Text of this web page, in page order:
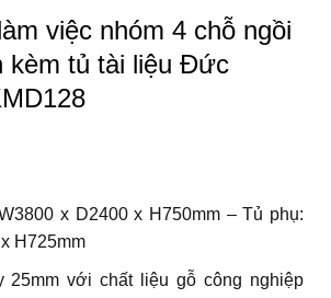
việc nhóm 4 chỗ ngồi
kèm tủ tài liệu Đức
x D2400 x H750mm – Tủ phụ:
H725mm
25mm vớichất liệu gỗ công nghiệp